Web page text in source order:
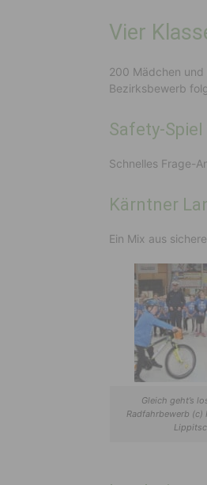
Vier
200 Mädchen
Bezirksbewerb
Safety-
Schnelles Frage-
Kärntner
Ein Mix aus
Gleich geht’s
Radfahrbewerb (c)